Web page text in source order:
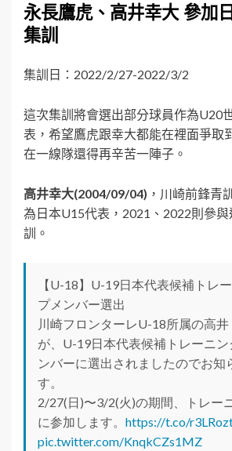
永長鷹虎、高井幸大 參加
集訓
集訓日：2022/2/27-2022/3/2
這次集訓將會選出部分球員作為U20
表，希望鷹虎跟幸大都能在裡面爭取
在一線隊還得再辛苦一陣子。
高井幸大(2004/09/04) ，川崎前鋒青
為日本U15代表，2021、2022則參
訓。
【U-18】U-19日本代表候補トレ
プメンバー選出
川崎フロンターレU-18所属の高
が、U-19日本代表候補トレーニン
ンバーに選出されましたのでお知
す。
2/27(日)〜3/2(火)の期間、トレー
に参加します。 https://t.co/
pic.twitter.com/KnqkCZs1MZ